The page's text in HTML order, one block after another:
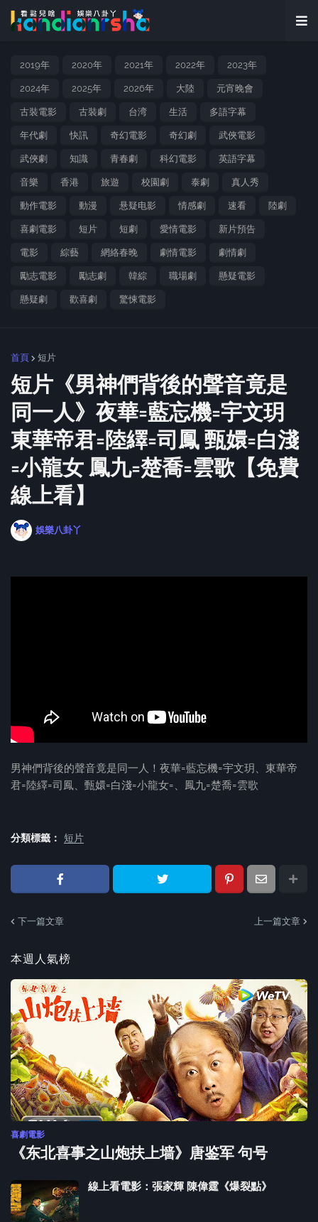
2019年 2020年 2021年 2022年 2023年
2024年 2025年 2026年 大陸 元宵晚會
古裝電影 古裝劇 台湾 生活 多語字幕
年代劇 快訊 奇幻電影 奇幻劇 武俠電影
武俠劇 知識 青春劇 科幻電影 英語字幕
音樂 香港 旅遊 校園劇 泰劇 真人秀
動作電影 動漫 悬疑电影 情感劇 速看 陸劇
喜劇電影 短片 短劇 愛情電影 新片預告
電影 綜藝 網絡春晚 劇情電影 劇情劇
勵志電影 勵志劇 韓綜 職場劇 懸疑電影
懸疑劇 歡喜劇 驚悚電影
首頁 短片
短片《男神們背後的聲音竟是
同一人》夜華=藍忘機=宇文玥
東華帝君=陸繹=司鳳 甄嬛=白淺
=小龍女 鳳九=楚喬=雲歌【免費
線上看】
娛樂八卦丫
男神們背後的聲音竟是同一人！夜華=藍忘機=宇文玥、東華帝
君=陸繹=司鳳、甄嬛=白淺=小龍女=、鳳九=楚喬=雲歌
分類標籤： 短片
下一篇文章 上一篇文章
本週人氣榜
喜劇電影
《东北喜事之山炮扶上墙》唐鉴军 句号
線上看電影：張家輝 陳偉霆《爆裂點》